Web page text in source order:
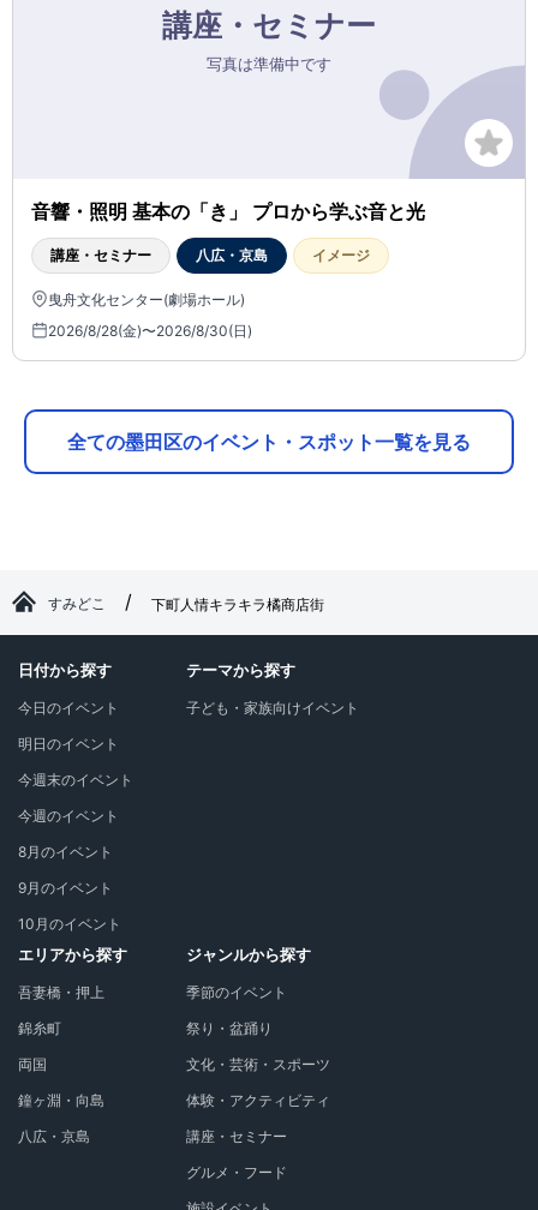
音響・照明 基本の「き」 プロから学ぶ音と光
講座・セミナー 八広・京島 イメージ
曳舟文化センター(劇場ホール)
2026/8/28(金)〜2026/8/30(日)
全ての墨田区のイベント・スポット一覧を見る
すみどこ 下町人情キラキラ橘商店街
日付から探す
今日のイベント
明日のイベント
今週末のイベント
今週のイベント
8月のイベント
9月のイベント
10月のイベント
テーマから探す
子ども・家族向けイベント
エリアから探す
吾妻橋・押上
錦糸町
両国
鐘ヶ淵・向島
八広・京島
ジャンルから探す
季節のイベント
祭り・盆踊り
文化・芸術・スポーツ
体験・アクティビティ
講座・セミナー
グルメ・フード